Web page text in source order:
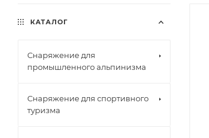
КАТАЛОГ
Снаряжение для
промышленного альпинизма
Снаряжение для спортивного
туризма